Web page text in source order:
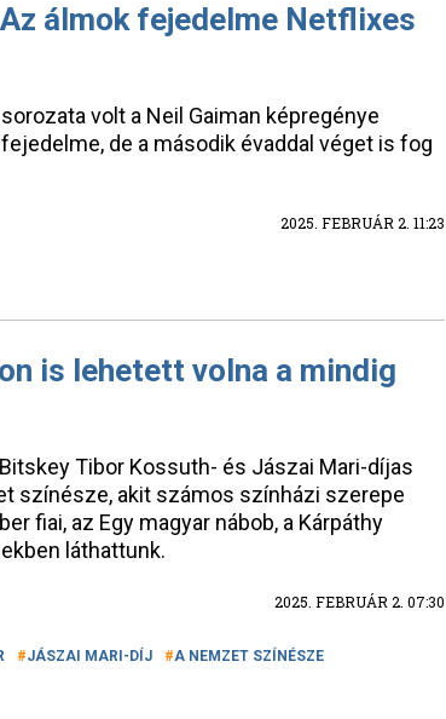
álmok fejedelme Netflixes
volt a Neil Gaiman képregénye
de a második évaddal véget is fog
2025. FEBRUÁR 2. 11:23
is lehetett volna a mindig
Tibor Kossuth- és Jászai Mari-díjas
színésze, akit számos színházi szerepe
fiai, az Egy magyar nábob, a Kárpáthy
láthattunk.
2025. FEBRUÁR 2. 07:30
JÁSZAI MARI-DÍJ
A NEMZET SZÍNÉSZE